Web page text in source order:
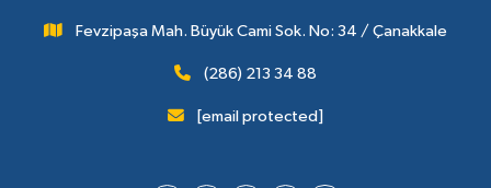
Fevzipaşa Mah. Büyük Cami Sok. No: 34 / Çanakkale
(286) 213 34 88
[email protected]